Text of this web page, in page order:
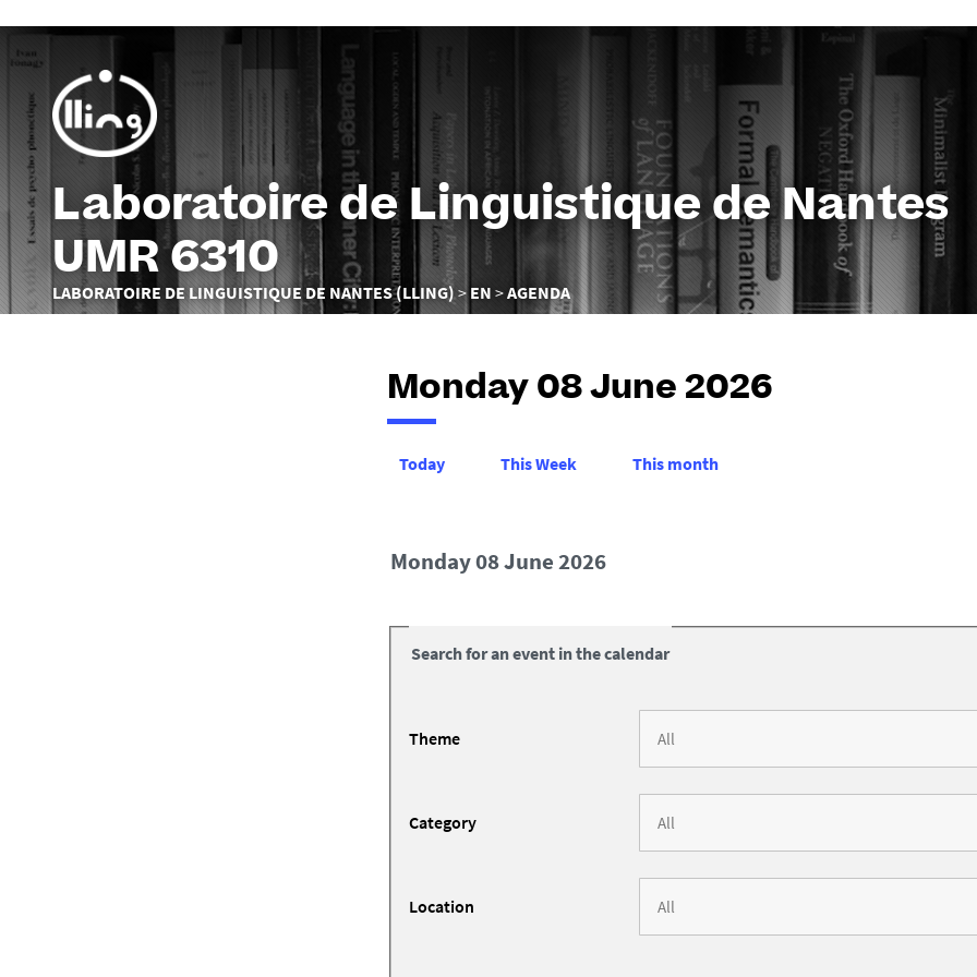
Laboratoire de Linguistique de Nantes
UMR 6310
Vous
êtes
LABORATOIRE DE LINGUISTIQUE DE NANTES (LLING) EN AGENDA
Monday 08 June 2026
Today This Week This month
Monday 08 June 2026
Search for an event in the calendar
Theme
Category
Location